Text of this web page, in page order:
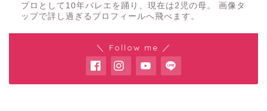
プロとして10年バレエを踊り、現在は2児の母。 画像タ
ップで詳し過ぎるプロフィールへ飛べます。
＼ Follow me ／